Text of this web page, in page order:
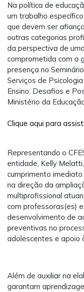
Na política de
um trabalho
que devem ser
outras categorias
da perspectiva de
comprometida com a
presença no
Serviços de
Ensino: Desafios e
Ministério da
Clique aqui para
Representando o
entidade, Kelly
cumprimento
na direção da
multiprofissional
com professoras(es)
desenvolvimento de
preventivas no
adolescentes e apoio
Além de auxiliar na
garantam